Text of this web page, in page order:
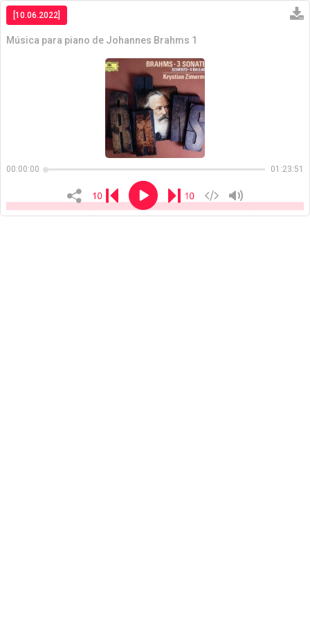
[10.06.2022]
Música para piano de Johannes Brahms 1
00:00:00 01:23:51